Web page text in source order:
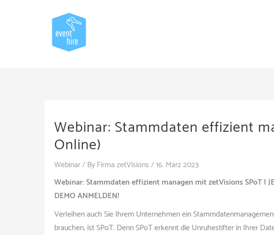
Webinar: Stammdaten effizient
Online)
Webinar/ ByFirma zetVisions/16. März 2023
Webinar: Stammdaten effizient managen mit zetVisions SPoT |
DEMO ANMELDEN!
Verleihen auch Sie Ihrem Unternehmen ein
brauchen, ist SPoT. Denn SPoT erkennt die Unruhestifter in Ihrer